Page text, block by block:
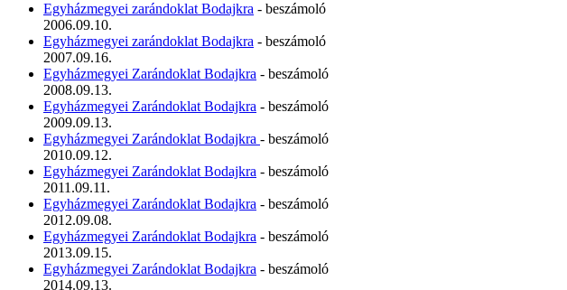
Egyházmegyei zarándoklat Bodajkra - beszámoló
2006.09.10.
Egyházmegyei zarándoklat Bodajkra - beszámoló
2007.09.16.
Egyházmegyei Zarándoklat Bodajkra - beszámoló
2008.09.13.
Egyházmegyei Zarándoklat Bodajkra - beszámoló
2009.09.13.
Egyházmegyei Zarándoklat Bodajkra - beszámoló
2010.09.12.
Egyházmegyei Zarándoklat Bodajkra - beszámoló
2011.09.11.
Egyházmegyei Zarándoklat Bodajkra - beszámoló
2012.09.08.
Egyházmegyei Zarándoklat Bodajkra - beszámoló
2013.09.15.
Egyházmegyei Zarándoklat Bodajkra - beszámoló
2014.09.13.